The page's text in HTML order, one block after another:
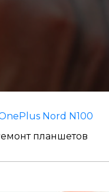
планшетов